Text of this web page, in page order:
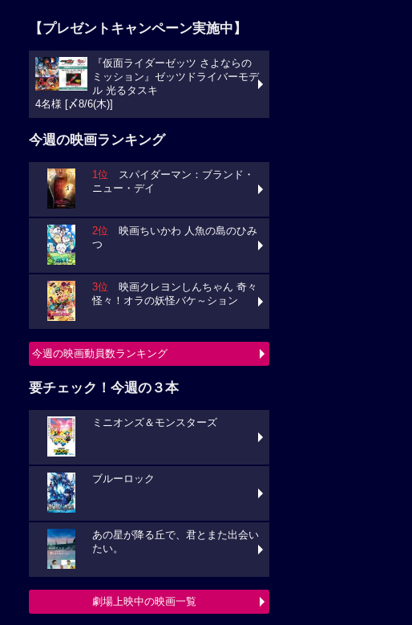
【プレゼントキャンペーン実施中】
『仮面ライダーゼッツ さよならの
ミッション』ゼッツドライバーモデ
ル 光るタスキ
4名様 [〆8/6(木)]
今週の映画ランキング
1位 スパイダーマン：ブランド・
ニュー・デイ
2位 映画ちいかわ 人魚の島のひみ
つ
3位 映画クレヨンしんちゃん 奇々
怪々！オラの妖怪バケ～ション
今週の映画動員数ランキング
要チェック！今週の３本
ミニオンズ＆モンスターズ
ブルーロック
あの星が降る丘で、君とまた出会い
たい。
劇場上映中の映画一覧